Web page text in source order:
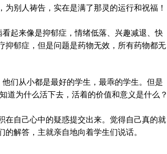
别人祷告，实在是满了那灵的运行和祝福！
起来像是抑郁症，情绪低落、兴趣减退、快
抑郁症，但是问题是药物无效，所有药物都无
们从小都是最好的学生，最乖的学生。但是
道为什么活下去，活着的价值和意义是什么？
在自己心中的疑惑提交出来。觉得自己真的就
解答，主就亲自地向着学生们说话。